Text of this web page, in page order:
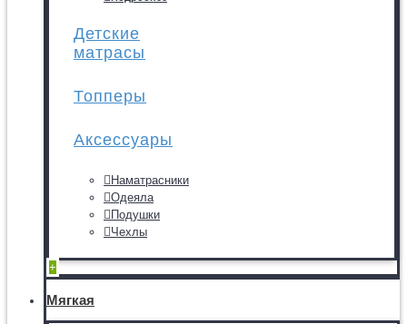
Детские
матрасы
Топперы
Аксессуары
Наматрасники
Одеяла
Подушки
Чехлы
+
Мягкая